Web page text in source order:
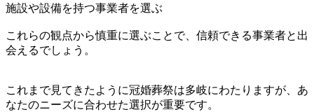
施設や設備を持つ事業者を選ぶ
これらの観点から慎重に選ぶことで、信頼できる事業者と出
会えるでしょう。
これまで見てきたように冠婚葬祭は多岐にわたりますが、あ
なたのニーズに合わせた選択が重要です。